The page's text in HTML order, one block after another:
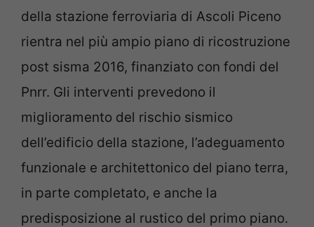
della stazione ferroviaria di Ascoli Piceno
rientra nel più ampio piano di ricostruzione
post sisma 2016, finanziato con fondi del
Pnrr. Gli interventi prevedono il
miglioramento del rischio sismico
dell’edificio della stazione, l’adeguamento
funzionale e architettonico del piano terra,
in parte completato, e anche la
predisposizione al rustico del primo piano.